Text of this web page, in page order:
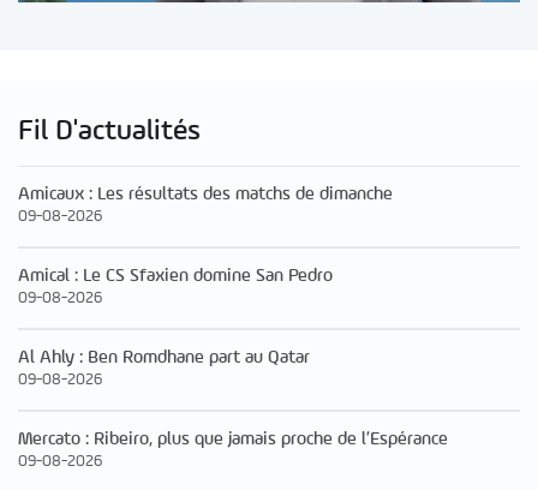
Fil D'actualités
Amicaux : Les résultats des matchs de dimanche
09-08-2026
Amical : Le CS Sfaxien domine San Pedro
09-08-2026
Al Ahly : Ben Romdhane part au Qatar
09-08-2026
Mercato : Ribeiro, plus que jamais proche de l’Espérance
09-08-2026